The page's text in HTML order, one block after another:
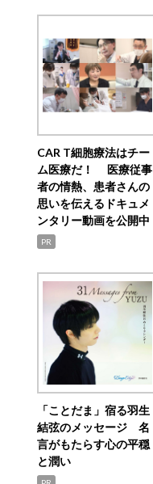
CAR T細胞療法はチー
ム医療だ！ 医療従事
者の情熱、患者さんの
思いを伝えるドキュメ
ンタリー動画を公開中
PR
「ことだま」宿る羽生
結弦のメッセージ 名
言がもたらす心の平穏
と潤い